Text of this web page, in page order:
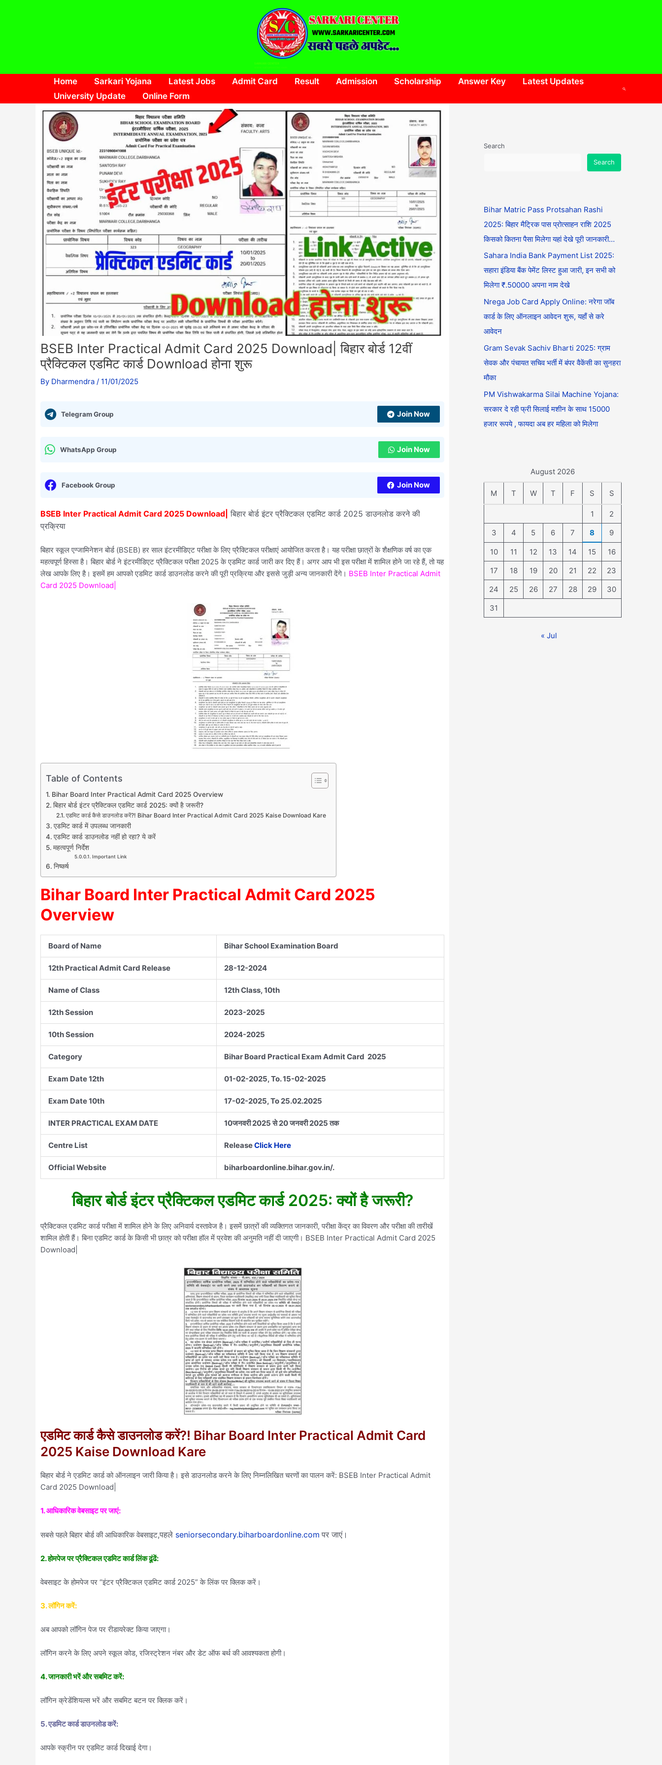
SARKARI CENTER
Home Sarkari Yojana Latest Jobs Admit Card Result Admission Scholarship Answer Key
Latest Updates
University Update
Online Form
Search
BSEB Inter Practical Admit Card 2025 Download| बिहार बोर्ड 12वीं
प्रैक्टिकल एडमिट कार्ड Download होना शुरू
By Dharmendra / 11/01/2025
Telegram Group Join Now
WhatsApp Group Join Now
Facebook Group Join Now
BSEB Inter Practical Admit Card 2025 Download| बिहार बोर्ड इंटर प्रैक्टिकल एडमिट कार्ड 2025 डाउनलोड करने की
प्रक्रिया
बिहार स्कूल एग्जामिनेशन बोर्ड (BSEB) हर साल इंटरमीडिएट परीक्षा के लिए प्रैक्टिकल परीक्षाएं आयोजित करता है। यह परीक्षा छात्रों के शैक्षणिक वर्ष का एक
महत्वपूर्ण हिस्सा है। बिहार बोर्ड ने इंटरमीडिएट प्रैक्टिकल परीक्षा 2025 के एडमिट कार्ड जारी कर दिए हैं। अगर आप भी इस परीक्षा में शामिल होने जा रहे हैं, तो यह
लेख आपके लिए है। इसमें हम आपको एडमिट कार्ड डाउनलोड करने की पूरी प्रक्रिया और इससे जुड़ी अन्य जानकारी देंगे। BSEB Inter Practical Admit
Card 2025 Download|
Table of Contents
Bihar Board Inter Practical Admit Card 2025 Overview
बिहार बोर्ड इंटर प्रैक्टिकल एडमिट कार्ड 2025: क्यों है जरूरी?
एडमिट कार्ड कैसे डाउनलोड करें?! Bihar Board Inter Practical Admit Card 2025 Kaise Download Kare
एडमिट कार्ड में उपलब्ध जानकारी
एडमिट कार्ड डाउनलोड नहीं हो रहा? ये करें
महत्वपूर्ण निर्देश
Important Link
निष्कर्ष
Bihar Board Inter Practical Admit Card 2025
Overview
Board of Name Bihar School Examination Board
12th Practical Admit Card Release 28-12-2024
Name of Class 12th Class, 10th
12th Session 2023-2025
10th Session 2024-2025
Category Bihar Board Practical Exam Admit Card 2025
Exam Date 12th 01-02-2025, To. 15-02-2025
Exam Date 10th 17-02-2025, To 25.02.2025
INTER PRACTICAL EXAM DATE 10जनवरी 2025 से 20 जनवरी 2025 तक
Centre List ReleaseClick Here
Official Website biharboardonline.bihar.gov.in/.
बिहार बोर्ड इंटर प्रैक्टिकल एडमिट कार्ड 2025: क्यों है जरूरी?
प्रैक्टिकल एडमिट कार्ड परीक्षा में शामिल होने के लिए अनिवार्य दस्तावेज है। इसमें छात्रों की व्यक्तिगत जानकारी, परीक्षा केंद्र का विवरण और परीक्षा की तारीखें
शामिल होती हैं। बिना एडमिट कार्ड के किसी भी छात्र को परीक्षा हॉल में प्रवेश की अनुमति नहीं दी जाएगी। BSEB Inter Practical Admit Card 2025
Download|
एडमिट कार्ड कैसे डाउनलोड करें?! Bihar Board Inter Practical Admit Card
2025 Kaise Download Kare
बिहार बोर्ड ने एडमिट कार्ड को ऑनलाइन जारी किया है। इसे डाउनलोड करने के लिए निम्नलिखित चरणों का पालन करें: BSEB Inter Practical Admit
Card 2025 Download|
1. आधिकारिक वेबसाइट पर जाएं:
सबसे पहले बिहार बोर्ड की आधिकारिक वेबसाइट,पहले seniorsecondary.biharboardonline.com पर जाएं।
2. होमपेज पर प्रैक्टिकल एडमिट कार्ड लिंक ढूंढें:
वेबसाइट के होमपेज पर “इंटर प्रैक्टिकल एडमिट कार्ड 2025” के लिंक पर क्लिक करें।
3. लॉगिन करें:
अब आपको लॉगिन पेज पर रीडायरेक्ट किया जाएगा।
लॉगिन करने के लिए अपने स्कूल कोड, रजिस्ट्रेशन नंबर और डेट ऑफ बर्थ की आवश्यकता होगी।
4. जानकारी भरें और सबमिट करें:
लॉगिन क्रेडेंशियल्स भरें और सबमिट बटन पर क्लिक करें।
5. एडमिट कार्ड डाउनलोड करें:
आपके स्क्रीन पर एडमिट कार्ड दिखाई देगा।
Search
Search
Bihar Matric Pass Protsahan Rashi
2025: बिहार मैट्रिक पास प्रोत्साहन राशि 2025
किसको कितना पैसा मिलेगा यहां देखे पूरी जानकारी…
Sahara India Bank Payment List 2025:
सहारा इंडिया बैंक पेमेंट लिस्ट हुआ जारी, इन सभी को
मिलेगा ₹.50000 अपना नाम देखे
Nrega Job Card Apply Online: नरेगा जॉब
कार्ड के लिए ऑनलाइन आवेदन शुरू, यहाँ से करे
आवेदन
Gram Sevak Sachiv Bharti 2025: ग्राम
सेवक और पंचायत सचिव भर्ती में बंपर वैकेंसी का सुनहरा
मौका
PM Vishwakarma Silai Machine Yojana:
सरकार दे रही फ्री सिलाई मशीन के साथ 15000
हजार रूपये , फायदा अब हर महिला को मिलेगा
August 2026
M T W T F S S
1
2
3
4 5 6 7 8 9
10 11 12 13 14 15
16
17
18 19 20 21 22
23
24
25 26 27 28 29
30
31
« Jul